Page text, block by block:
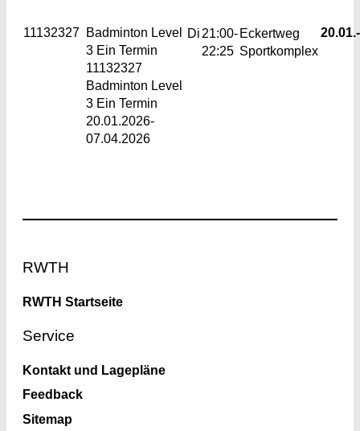
11132327 Badminton Level
3 Ein Termin
11132327
Badminton Level
3 Ein Termin
20.01.2026-
07.04.2026
Di 21:00-
22:25
Eckertweg
Sportkomplex
20.01.-
RWTH
RWTH Startseite
Service
Kontakt und Lagepläne
Feedback
Sitemap